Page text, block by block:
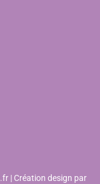
| Création design par